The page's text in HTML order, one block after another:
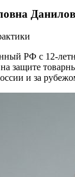
РФ с 12-
защите
и за